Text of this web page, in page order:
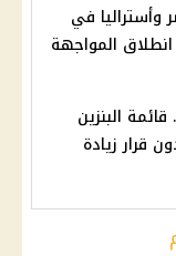
وأستراليا في
البنزين
قرار زيادة